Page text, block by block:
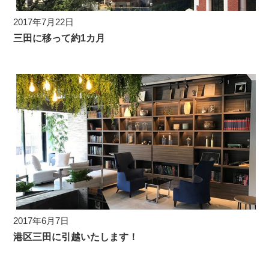
2017年7月22日
三田に移って約1カ月
2017年6月7日
港区三田に引越いたします！